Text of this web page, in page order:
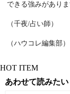
できる強みがありま
（千夜/占い師）
（ハウコレ編集部）
HOT ITEM
あわせて読みたい